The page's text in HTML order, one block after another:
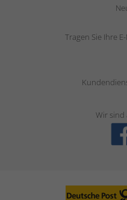
Tragen Sie Ihre
Wir sind